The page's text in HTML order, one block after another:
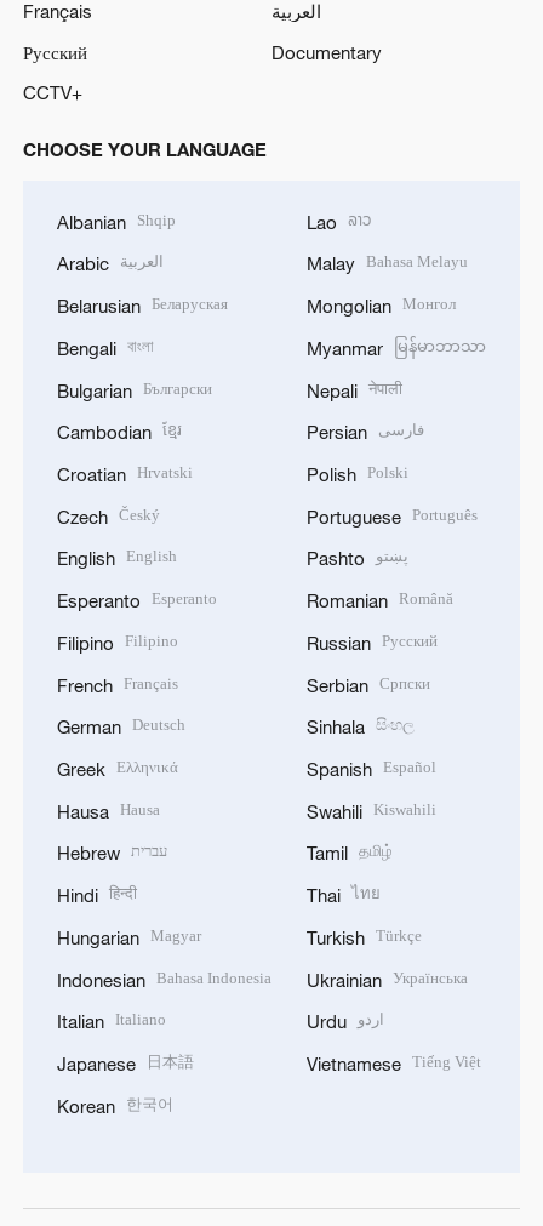
Français
العربية
Русский
Documentary
CCTV+
CHOOSE YOUR LANGUAGE
Albanian Shqip
Arabic العربية
Belarusian Беларуская
Bengali বাংলা
Bulgarian Български
Cambodian ខ្មែរ
Croatian Hrvatski
Czech Český
English English
Esperanto Esperanto
Filipino Filipino
French Français
German Deutsch
Greek Ελληνικά
Hausa Hausa
Hebrew עברית
Hindi हिन्दी
Hungarian Magyar
Indonesian Bahasa Indonesia
Italian Italiano
Japanese 日本語
Korean 한국어
Lao ລາວ
Malay Bahasa Melayu
Mongolian Монгол
Myanmar မြန်မာဘာသာ
Nepali नेपाली
Persian فارسی
Polish Polski
Portuguese Português
Pashto پښتو
Romanian Română
Russian Русский
Serbian Српски
Sinhala සිංහල
Spanish Español
Swahili Kiswahili
Tamil தமிழ்
Thai ไทย
Turkish Türkçe
Ukrainian Українська
Urdu اردو
Vietnamese Tiếng Việt